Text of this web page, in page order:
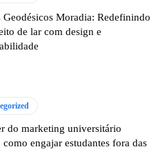
Geodésicos Moradia: Redefinindo
de lar com design e
do marketing universitário
engajar estudantes fora das